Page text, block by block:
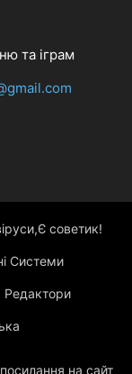
та іграм
советик!
Системи
Редактори
на сайт